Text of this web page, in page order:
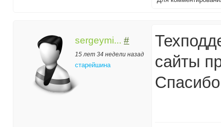
sergeymi... #
15 лет 34 недели назад
старейшина
сайты